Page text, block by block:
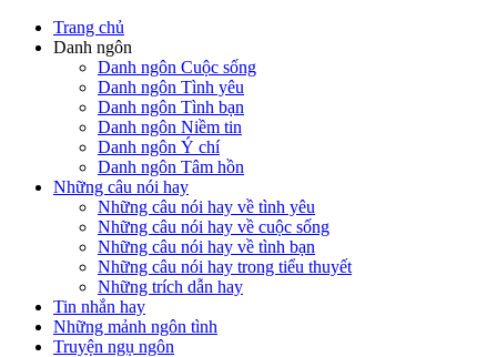
Trang chủ
Danh ngôn
Danh ngôn Cuộc sống
Danh ngôn Tình yêu
Danh ngôn Tình bạn
Danh ngôn Niềm tin
Danh ngôn Ý chí
Danh ngôn Tâm hồn
Những câu nói hay
Những câu nói hay về tình yêu
Những câu nói hay về cuộc sống
Những câu nói hay về tình bạn
Những câu nói hay trong tiểu thuyết
Những trích dẫn hay
Tin nhắn hay
Những mảnh ngôn tình
Truyện ngụ ngôn